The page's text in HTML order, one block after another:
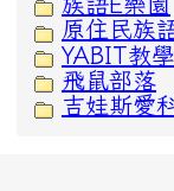
原住民族
YABIT教
飛鼠部落
吉娃斯愛